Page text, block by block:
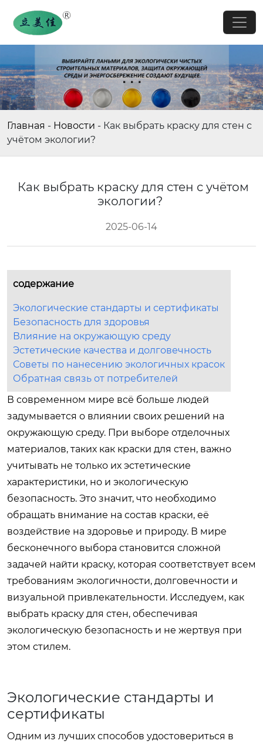
Главная - Новости - Как выбрать краску для стен с
учётом экологии?
Как выбрать краску для стен с учётом
экологии?
2025-06-14
содержание
Экологические стандарты и сертификаты
Безопасность для здоровья
Влияние на окружающую среду
Эстетические качества и долговечность
Советы по нанесению экологичных красок
Обратная связь от потребителей
В современном мире всё больше людей
задумывается о влиянии своих решений на
окружающую среду. При выборе отделочных
материалов, таких как краски для стен, важно
учитывать не только их эстетические
характеристики, но и экологическую
безопасность. Это значит, что необходимо
обращать внимание на состав краски, её
воздействие на здоровье и природу. В мире
бесконечного выбора становится сложной
задачей найти краску, которая соответствует всем
требованиям экологичности, долговечности и
визуальной привлекательности. Исследуем, как
выбрать краску для стен, обеспечивая
экологическую безопасность и не жертвуя при
этом стилем.
Экологические стандарты и
сертификаты
Одним из лучших способов удостовериться в